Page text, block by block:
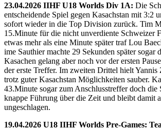
23.04.2026 IIHF U18 Worlds Div 1A: Die
entscheidende Spiel gegen Kasachstan mit 3:2
sofort wieder in die Top Division zurück. Tim
15.Minute für die nicht unverdiente Schweizer
etwas mehr als eine Minute später traf Lou
ime Sauthier machte 29 Sekunden später sogar
Kasachen gelang aber noch vor der ersten
der erste Treffer. Im zweiten Drittel hielt Yannis
trotz guter Kasachstan Möglichkeiten sauber.
43.Minute sogar zum Anschlusstreffer doch die
knappe Führung über die Zeit und bleibt damit
ungeschlagen.
19.04.2026 U18 IIHF Worlds Pre-Games: